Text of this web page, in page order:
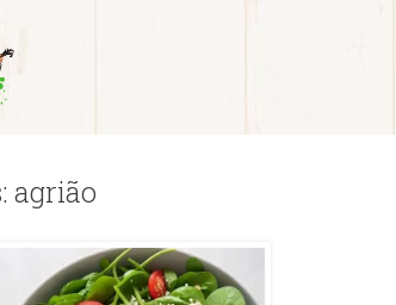
agrião